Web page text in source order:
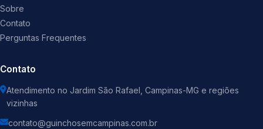
Sobre
Contato
Perguntas Frequentes
Contato
Atendimento no Jardim São Rafael, Campinas-MG e regiões
vizinhas
contato@guinchosemcampinas.com.br